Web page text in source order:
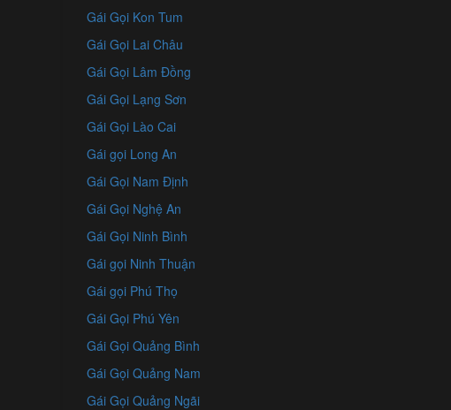
Gái Gọi Kon Tum
Gái Gọi Lai Châu
Gái Gọi Lâm Đồng
Gái Gọi Lạng Sơn
Gái Gọi Lào Cai
Gái gọi Long An
Gái Gọi Nam Định
Gái Gọi Nghệ An
Gái Gọi Ninh Bình
Gái gọi Ninh Thuận
Gái gọi Phú Thọ
Gái Gọi Phú Yên
Gái Gọi Quảng Bình
Gái Gọi Quảng Nam
Gái Gọi Quảng Ngãi